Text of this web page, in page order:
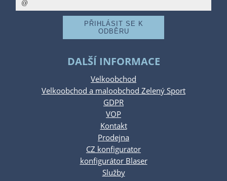
DALŠÍ INFORMACE
Velkoobchod
Velkoobchod a maloobchod Zelený Sport
GDPR
VOP
Kontakt
Prodejna
CZ konfigurator
konfigurátor Blaser
Služby